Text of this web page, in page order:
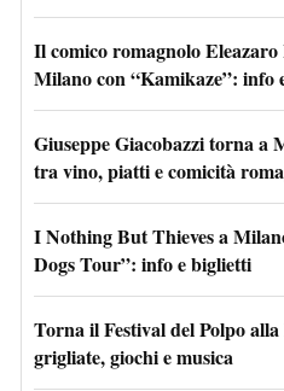
Il comico romagnolo
Milano con “Kamikaze”: info
Giuseppe Giacobazzi torna a
tra vino, piatti e comicità
I Nothing But Thieves a
Dogs Tour”: info e biglietti
Torna il Festival del Polpo
grigliate, giochi e musica